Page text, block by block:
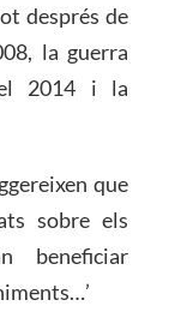
després de
la guerra
2014 i la
que
sobre els
beneficiar